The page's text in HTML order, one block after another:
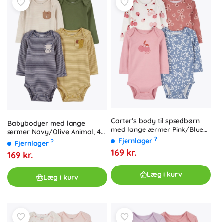
Babybodyer med lange
ærmer Navy/Olive Animal, 4
stk., NB/56
Fjernlager ?
169 kr.
Læg i kurv
Carter’s body til spædbørn
med lange ærmer Pink/Blue
Floral, 4 stk., str. 56 (NB)
Fjernlager ?
169 kr.
Læg i kurv